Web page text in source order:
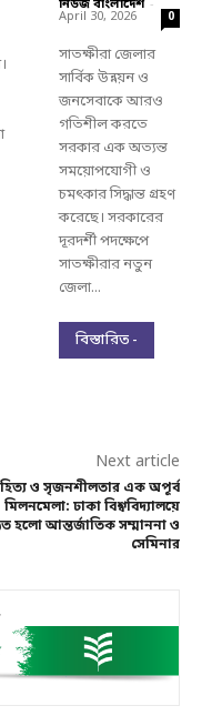
নিউজ বাংলাদেশ -
April 30, 2026 0
সাতক্ষীরা জেলার
সার্বিক উন্নয়ন ও
জনসেবাকে আরও
গতিশীল করতে
সরকার এক অত্যন্ত
সময়োপযোগী ও
চমৎকার সিদ্ধান্ত গ্রহণ
করেছে। সরকারের
দূরদর্শী পদক্ষেপে
সাতক্ষীরার নতুন
জেলা...
বিস্তারিত -
Next article
ও সৃজনশীলতার এক অপূর্ব
মিলনমেলা: ঢাকা বিশ্ববিদ্যালয়ে
হলো আন্তর্জাতিক সম্মাননা ও
সেমিনার